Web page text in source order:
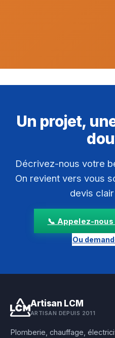
Un projet,
Décrivez-nous votre
On revient vers vous
devis
📞 Appelez-nous
Ou
Artisan LCM
ARTISAN DEPUIS 2011
Plomberie, chauffage,